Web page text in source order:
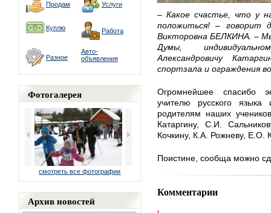
Продам Услуги
Куплю Работа
Разное
Авто-
объявления
Фотогалерея
смотреть все фотографии
Архив новостей
– Какое счастье, что у
положиться! –
Викторовна БЕЛКИНА. –
Думы,
Александровичу
спортзала и ограждения
Огромнейшее спасибо
учителю русского
родителям наших
Катаргину, С.И.
Кочкину, К.А. Рожневу, Е.О.
Поистине, сообща можно
Комментарии